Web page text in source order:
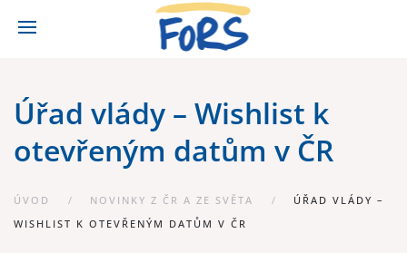
Úřad vlády – Wishlist k
otevřeným datům v ČR
ÚVOD NOVINKY Z ČR A ZE SVĚTA
ÚŘAD VLÁDY –
WISHLIST K OTEVŘENÝM DATŮM V ČR